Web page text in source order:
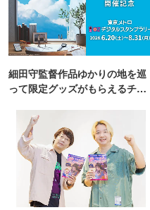
細田守監督作品ゆかりの地を巡
って限定グッズがもらえるチャ